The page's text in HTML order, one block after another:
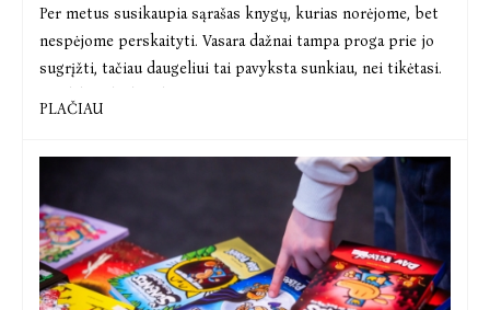
Per metus susikaupia sąrašas knygų, kurias norėjome, bet
nespėjome perskaityti. Vasara dažnai tampa proga prie jo
sugrįžti, tačiau daugeliui tai pavyksta sunkiau, nei tikėtasi.
PLAČIAU